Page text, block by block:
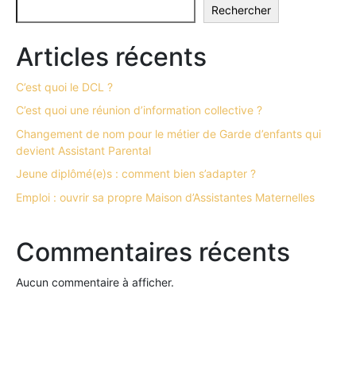
Rechercher
Articles récents
C’est quoi le DCL ?
C’est quoi une réunion d’information collective ?
Changement de nom pour le métier de Garde d’enfants qui
devient Assistant Parental
Jeune diplômé(e)s : comment bien s’adapter ?
Emploi : ouvrir sa propre Maison d’Assistantes Maternelles
Commentaires récents
Aucun commentaire à afficher.